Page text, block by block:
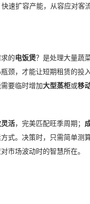
速扩容产能，从容应对客
的电饭煲？是处理大量蔬
颈，才能让短期租赁的投
要临时增加大型蒸柜或移
活，完美匹配旺季周期；
式。决策时，只需简单测
市场波动时的智慧所在。